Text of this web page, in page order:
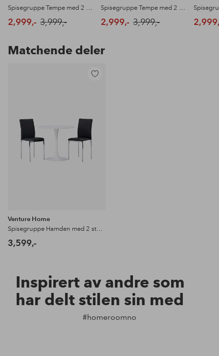
Spisegruppe Tempe med 2 stk stoler Night
2,999,- 3,999,-
Spisegruppe Tempe med 2 stk stoler Night
2,999,- 3,999,-
Matchende deler
Venture Home
Spisegruppe Hamden med 2 stk stoler Lily
3,599,-
Inspirert av andre som
har delt stilen sin med
#homeroomno